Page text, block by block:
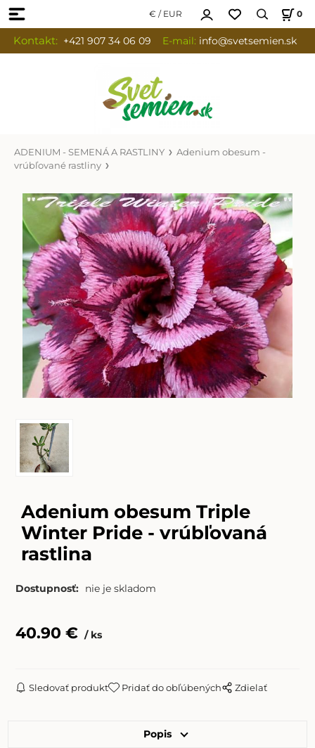
€ / EUR 0
Kontakt:+421 907 34 06 09 E-mail: info@svetsemien.sk
ADENIUM - SEMENÁ A RASTLINY
Adenium obesum -
vrúbľované rastliny
Adenium obesum Triple
Winter Pride - vrúbľovaná
rastlina
Dostupnosť: nie je skladom
40.90 € ks
Sledovať produkt Pridať do obľúbených Zdielať
Popis